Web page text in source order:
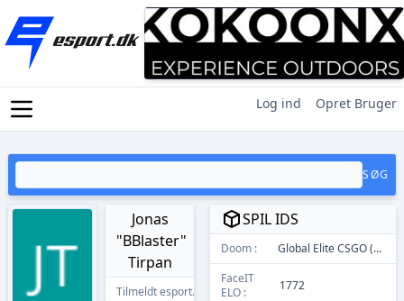
Log ind Opret Bruger
SØG
Jonas
"BBlaster"
Tirpan
Tilmeldt esport.dk
01/07/2018
SPIL IDS
Doom :
Global Elite CSGO (GE)
FaceIT
ELO :
1772